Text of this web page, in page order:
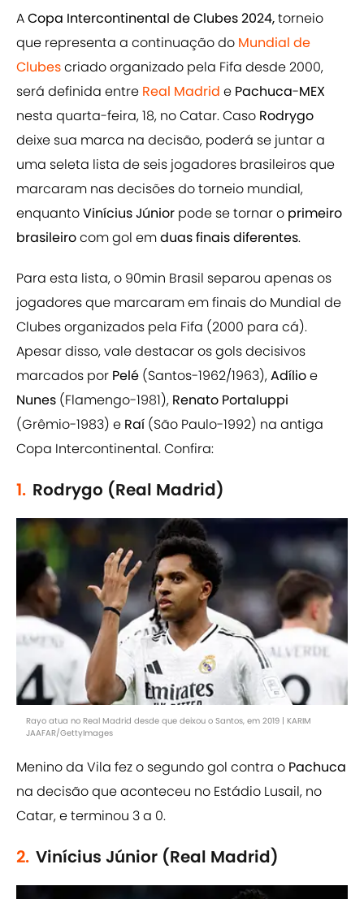
ACopa Intercontinental de Clubes 2024,torneio
que representa a continuação do Mundial de
Clubescriado organizado pela Fifa desde 2000,
será definida entre Real Madrid e Pachuca-MEX
nesta quarta-feira, 18, no Catar. Caso Rodrygo
deixe sua marca na decisão, poderá se juntar a
uma seleta lista de seis jogadores brasileiros que
marcaram nas decisões do torneio mundial,
enquantoViníciusJúnior pode se tornar o primeiro
brasileirocom gol emduas finais diferentes.
Para esta lista, o 90min Brasil separou apenas os
jogadores que marcaram em finais do Mundial de
Clubes organizados pela Fifa (2000 para cá).
Apesar disso, vale destacar os gols decisivos
marcados por Pelé (Santos-1962/1963),Adílioe
Nunes (Flamengo-1981), Renato Portaluppi
(Grêmio-1983) e Raí (São Paulo-1992) na antiga
Copa Intercontinental. Confira:
1. Rodrygo (Real Madrid)
Rayo atua no Real Madrid desde que deixou o Santos, em 2019 | KARIM
JAAFAR/GettyImages
Menino da Vila fez o segundo gol contra o Pachuca
na decisão que aconteceu no Estádio Lusail, no
Catar, e terminou 3 a 0.
2. Vinícius Júnior (Real Madrid)